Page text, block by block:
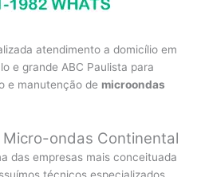
atendimento a domicílio em
e grande ABC Paulista para
e manutenção de microondas
ondas Continental
das empresas mais conceituada
técnicos especializados